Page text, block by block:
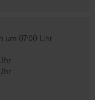
um 07:00 Uhr